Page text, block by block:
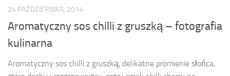
24 PAŹDZIERNIKA, 2014
Aromatyczny sos chilli z gruszką – fotografia
kulinarna
Aromatyczny sos chilli z gruszką, delikatne promienie słońca,